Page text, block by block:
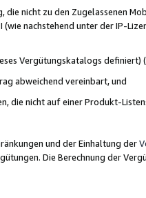
nicht zu den Zugelassenen
(wie nachstehend unter der IP-
Vergütungskatalogs
abweichend vereinbart, und
die nicht auf einer Produkt-
und der Einhaltung der
Die Berechnung der